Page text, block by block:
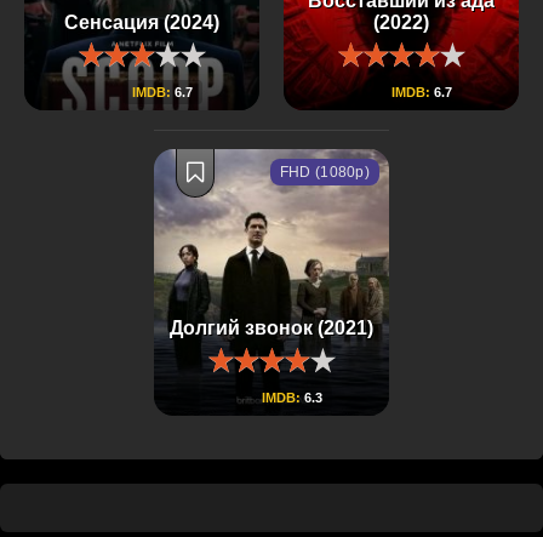
Сенсация (2024)
IMDB: 6.7
(2022)
IMDB: 6.7
Долгий звонок (2021)
IMDB:6.3
FHD (1080p)